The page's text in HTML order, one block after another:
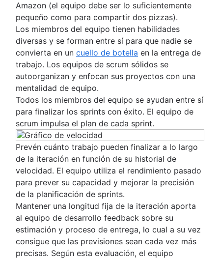
Amazon (el equipo debe ser lo suficientemente
pequeño como para compartir dos pizzas).
Los miembros del equipo tienen habilidades
diversas y se forman entre sí para que nadie se
convierta en un cuello de botella en la entrega de
trabajo. Los equipos de scrum sólidos se
autoorganizan y enfocan sus proyectos con una
mentalidad de equipo.
Todos los miembros del equipo se ayudan entre sí
para finalizar los sprints con éxito. El equipo de
scrum impulsa el plan de cada sprint.
Prevén cuánto trabajo pueden finalizar a lo largo
de la iteración en función de su historial de
velocidad. El equipo utiliza el rendimiento pasado
para prever su capacidad y mejorar la precisión
de la planificación de sprints.
Mantener una longitud fija de la iteración aporta
al equipo de desarrollo feedback sobre su
estimación y proceso de entrega, lo cual a su vez
consigue que las previsiones sean cada vez más
precisas. Según esta evaluación, el equipo